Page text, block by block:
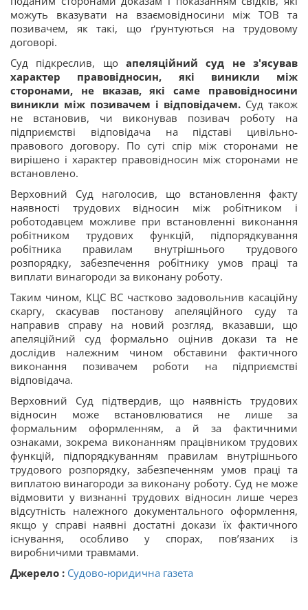
можуть вказувати на взаємовідносини між ТОВ та
позивачем, як такі, що ґрунтуються на трудовому
договорі.
Суд підкреслив, що апеляційний суд не з'ясував
характер правовідносин, які виникли між
сторонами, не вказав, які саме правовідносини
виникли між позивачем і відповідачем. Суд також
не встановив, чи виконував позивач роботу на
підприємстві відповідача на підставі цивільно-
правового договору. По суті спір між сторонами не
вирішено і характер правовідносин між сторонами не
встановлено.
Верховний Суд наголосив, що встановлення факту
наявності трудових відносин між робітником і
роботодавцем можливе при встановленні виконання
робітником трудових функцій, підпорядкування
робітника правилам внутрішнього трудового
розпорядку, забезпечення робітнику умов праці та
виплати винагороди за виконану роботу.
Таким чином, КЦС ВС частково задовольнив касаційну
скаргу, скасував постанову апеляційного суду та
направив справу на новий розгляд, вказавши, що
апеляційний суд формально оцінив докази та не
дослідив належним чином обставини фактичного
виконання позивачем роботи на підприємстві
відповідача.
Верховний Суд підтвердив, що наявність трудових
відносин може встановлюватися не лише за
формальним оформленням, а й за фактичними
ознаками, зокрема виконанням працівником трудових
функцій, підпорядкуванням правилам внутрішнього
трудового розпорядку, забезпеченням умов праці та
виплатою винагороди за виконану роботу. Суд не може
відмовити у визнанні трудових відносин лише через
відсутність належного документального оформлення,
якщо у справі наявні достатні докази їх фактичного
існування, особливо у спорах, пов’язаних із
виробничими травмами.
Джерело : Судово-юридична газета